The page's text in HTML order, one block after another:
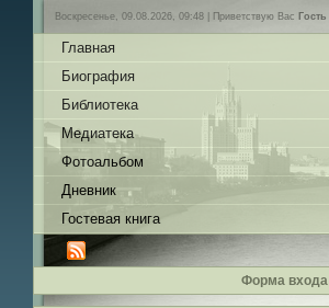
Воскресенье, 09.08.2026, 09:48 | Приветствую Вас Гость
Главная
Биография
Библиотека
Медиатека
Фотоальбом
Дневник
Гостевая книга
Форма входа